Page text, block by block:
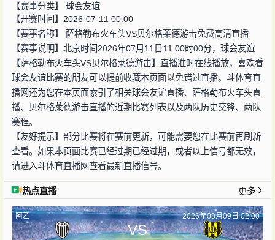
【赛事分类】 球会友谊
【开赛时间】2026-07-11 00:00
【赛事名称】 萨格勒布火车头VS贝尔格莱德游击免费高清直播
【赛事说明】北京时间2026年07月11日11 00时00分，球会友谊
【萨格勒布火车头VS贝尔格莱德游击】直播准时在线播放，喜欢看
球会友谊比赛的朋友可以提前收藏本页面以免错过直播。斗体育直
播网还为您在本页面索引了相关球会友谊直播、萨格勒布火车头直
播、贝尔格莱德游击直播的近期比赛列表以及两队历史交锋、两队
赛程。
【友好提示】部分比赛将在赛前更新，可能需要您在比赛前再刷新
查看。如果本页面比赛已经过期已经过期，或者以上信号都无效，
请进入斗体育直播网查看最新直播信号。
热点直播 更多
阿乙 2026年08月09日 02:00
VS